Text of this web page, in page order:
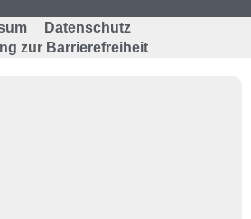
Datenschutz
zur Barrierefreiheit